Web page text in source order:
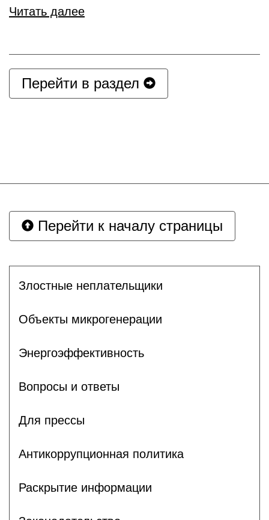
Читать далее
Перейти в раздел
Перейти к началу страницы
Злостные неплательщики
Объекты микрогенерации
Энергоэффективность
Вопросы и ответы
Для прессы
Антикоррупционная политика
Раскрытие информации